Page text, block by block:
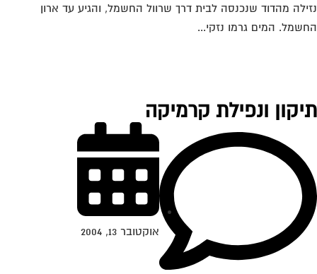
מהדוד שנכנסה לבית דרך שרוול החשמל, והגיע עד ארון
המים גרמו נזקי...
ונפילת קרמיקה
אוקטובר 13, 2004